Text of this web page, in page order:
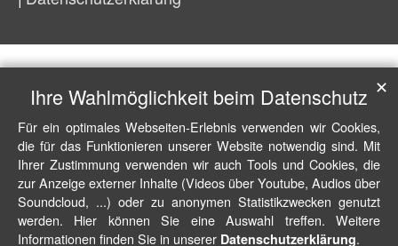
Ihre Wahlmöglichkeit beim Datenschutz
Für ein optimales Webseiten-Erlebnis verwenden wir Cookies,
die für das Funktionieren unserer Website notwendig sind. Mit
Ihrer Zustimmung verwenden wir auch Tools und Cookies, die
zur Anzeige externer Inhalte (Videos über Youtube, Audios über
Soundcloud, ...) oder zu anonymen Statistikzwecken genutzt
werden. Hier können Sie eine Auswahl treffen. Weitere
Informationen finden Sie in unserer Datenschutzerklärung.
✕